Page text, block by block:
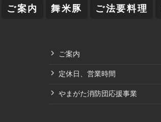
ご案内 舞米豚 ご法要料理
ご案内
定休日、営業時間
やまがた消防団応援事業